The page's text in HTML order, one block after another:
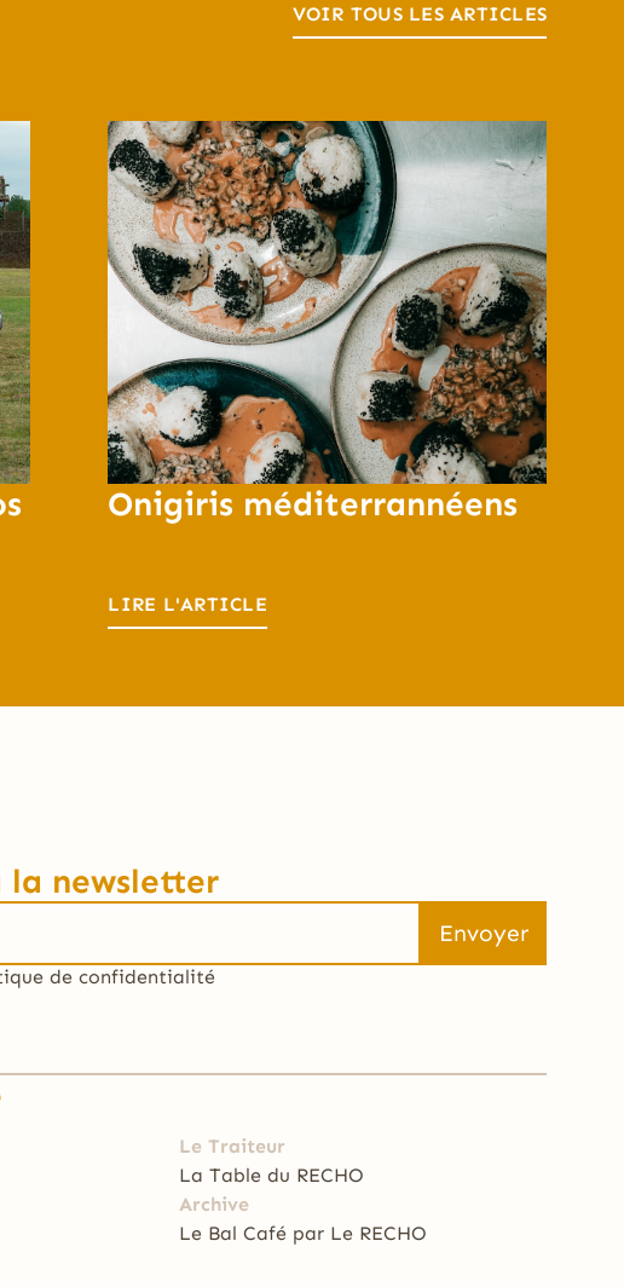
VOIR TOUS LES ARTICLES
Onigiris méditerrannéens
LIRE L'ARTICLE
la newsletter
de confidentialité
Le Traiteur
La Table du RECHO
Archive
Le Bal Café par Le RECHO